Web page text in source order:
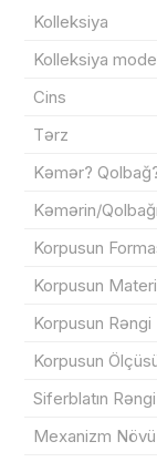
Kolleksiya
Kolleksiya
Cins
Tərz
Kəmər?
Kəmərin/
Korpusun
Korpusun
Korpusun Rəngi
Korpusun
Siferblatın Rəngi
Mexanizm Növü
Məhsul(lar)
Sifarişin
Məhsul
Endirim